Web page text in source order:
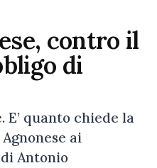
contro il
di
E’ quanto chiede la
ai
Antonio